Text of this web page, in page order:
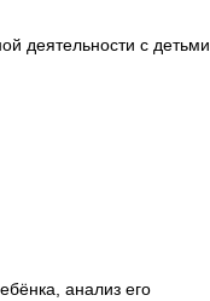
деятельности с детьми
анализ его